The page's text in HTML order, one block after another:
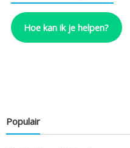
Hoe kan ik je helpen?
Populair